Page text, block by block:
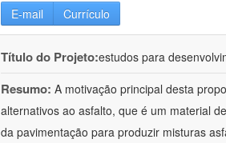
E-mail Currículo
Título do Projeto:estudos para
Resumo: A motivação principal desta
alternativos ao asfalto, que é um material
da pavimentação para produzir misturas